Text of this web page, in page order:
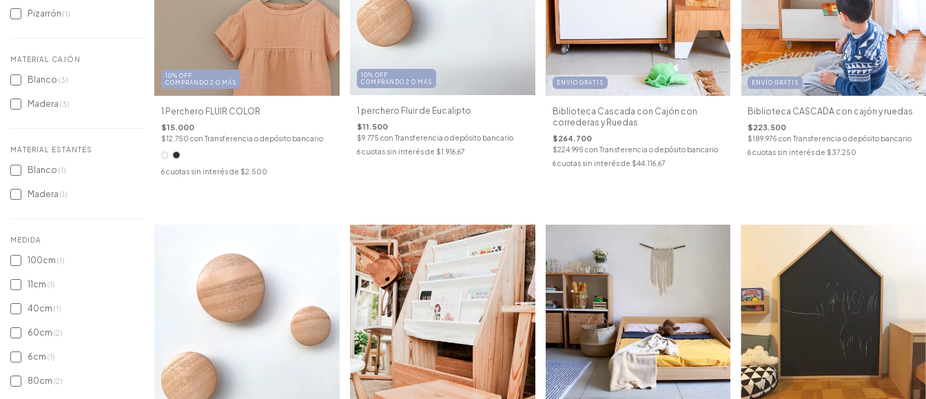
Pizarrón (1)
MATERIAL CAJÓN
Blanco (3)
Madera (3)
MATERIAL ESTANTES
Blanco (1)
Madera (1)
MEDIDA
100cm (1)
11cm (1)
40cm (1)
60cm (2)
6cm (1)
80cm (2)
10% OFF
COMPRANDO 2 O MÁS
1 Perchero FLUIR COLOR
$15.000
$12.750 con Transferencia o depósito bancario
6cuotas sin interés de $2.500
10% OFF
COMPRANDO 2 O MÁS
1 perchero Fluir de Eucalipto
$11.500
$9.775 con Transferencia o depósito bancario
6cuotas sin interés de $1.916,67
ENVÍO GRATIS
Biblioteca Cascada con Cajón con
correderas y Ruedas
$264.700
$224.995 con Transferencia o depósito bancario
6 cuotas sin interés de $44.116,67
ENVÍO GRATIS
Biblioteca CASCADA con cajón y ruedas
$223.500
$189.975con Transferencia o depósito bancario
6cuotas sin interés de $37.250